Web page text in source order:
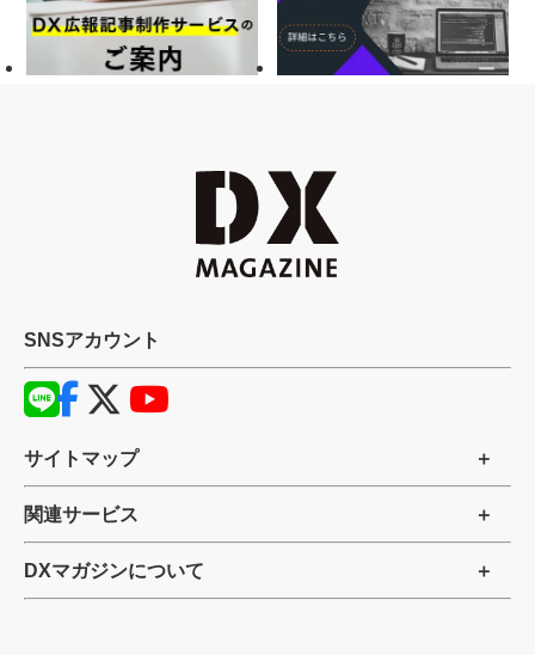
SNSアカウント
サイトマップ
関連サービス
DXマガジンについて